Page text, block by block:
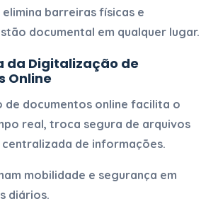
elimina barreiras físicas e
documental em qualquer lugar.
da Digitalização de
Online
documentos online facilita o
real, troca segura de arquivos
de informações.
mobilidade e segurança em
diários.